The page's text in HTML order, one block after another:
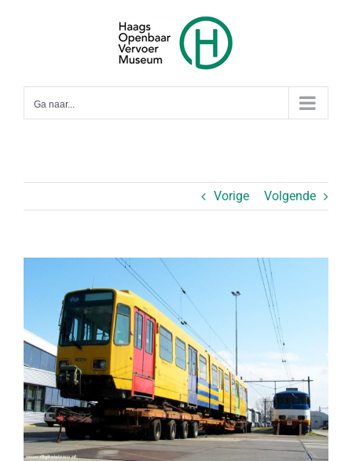
Ga naar...
Vorige Volgende
afbeelding